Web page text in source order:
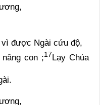
được Ngài cứu độ,
con ;17Lạy Chúa